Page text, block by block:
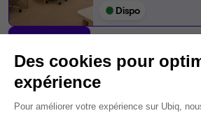
Dispo
Autres bureaux de cet espace :
Espace indépendant
Des cookies pour
expérience
Plateforme de
Pour améliorer votre expérience sur Ubiq,